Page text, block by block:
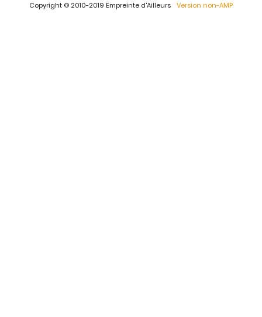
Copyright © 2010-2019 Empreinte d'Ailleurs Version non-AMP